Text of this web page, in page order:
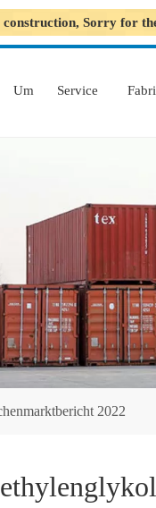
construction, Sorry for
Um Service
2022